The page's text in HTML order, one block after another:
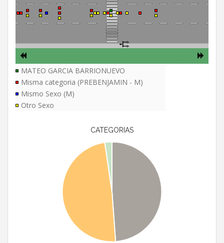
MATEO GARCIA BARRIONUEVO
Misma categoria (PREBENJAMIN - M)
Mismo Sexo (M)
Otro Sexo
CATEGORIAS